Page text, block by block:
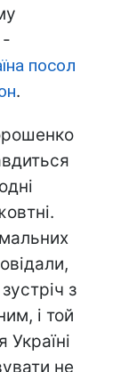
-
посол
.
з
і той
не